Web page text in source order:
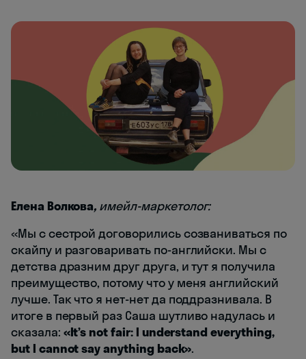
Елена Волкова, имейл-маркетолог:
«Мы с сестрой договорились созваниваться по
скайпу и разговаривать по-английски. Мы с
детства дразним друг друга, и тут я получила
преимущество, потому что у меня английский
лучше. Так что я нет-нет да поддразнивала. В
итоге в первый раз Саша шутливо надулась и
сказала: «It’s not fair: I understand everything,
but I cannot say anything back».